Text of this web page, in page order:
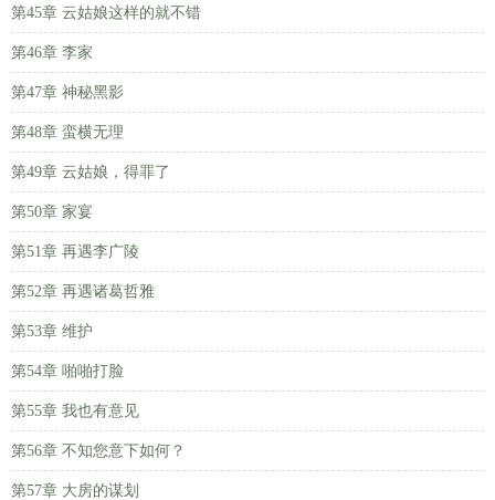
第45章 云姑娘这样的就不错
第46章 李家
第47章 神秘黑影
第48章 蛮横无理
第49章 云姑娘，得罪了
第50章 家宴
第51章 再遇李广陵
第52章 再遇诸葛哲雅
第53章 维护
第54章 啪啪打脸
第55章 我也有意见
第56章 不知您意下如何？
第57章 大房的谋划